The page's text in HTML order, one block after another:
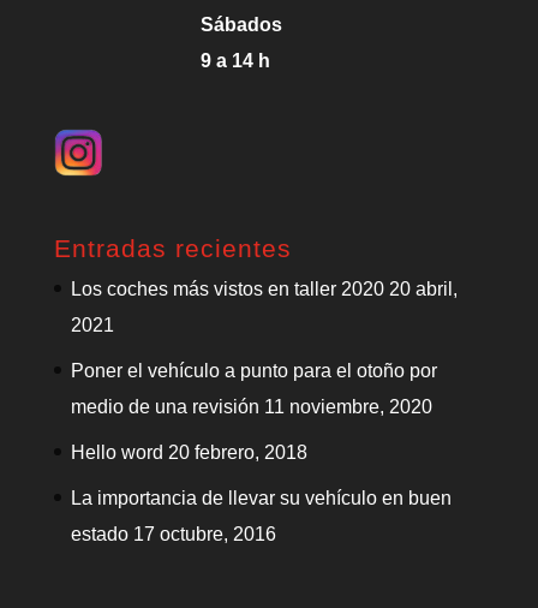
Sábados
9 a 14 h
Entradas recientes
Los coches más vistos en taller 2020 20 abril,
2021
Poner el vehículo a punto para el otoño por
medio de una revisión 11 noviembre, 2020
Hello word 20 febrero, 2018
La importancia de llevar su vehículo en buen
estado 17 octubre, 2016